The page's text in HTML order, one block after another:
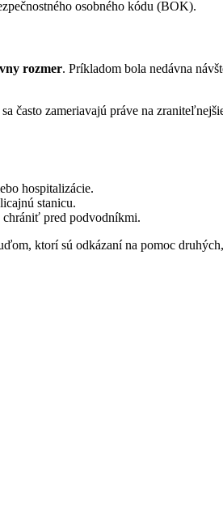
osobného kódu (BOK).
rozmer. Príkladom bola nedávna
zameriavajú práve na
hospitalizácie.
stanicu.
chrániť pred podvodníkmi.
ktorí sú odkázaní na pomoc